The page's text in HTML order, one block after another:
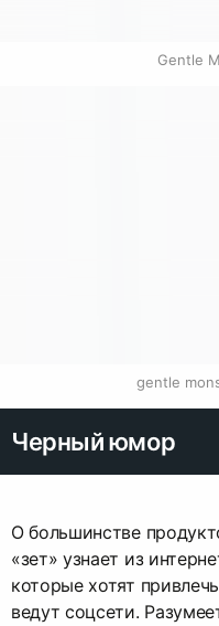
Gentle
gentle
Черный юмор
О большинстве
«зет» узнает из
которые хотят
ведут соцсети.